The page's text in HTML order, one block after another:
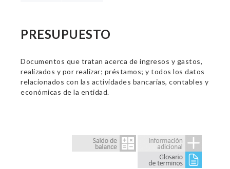
PRESUPUESTO
Documentos que tratan acerca de ingresos y gastos,
realizados y por realizar; préstamos; y todos los datos
relacionados con las actividades bancarias, contables y
económicas de la entidad.